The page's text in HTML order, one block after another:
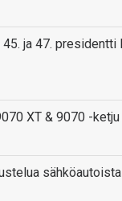
ja 47. presidentti
XT & 9070 -
sähköautoista